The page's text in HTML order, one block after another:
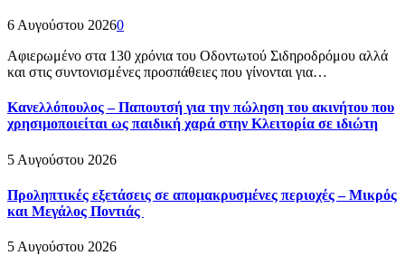
6 Αυγούστου 20260
Αφιερωμένο στα 130 χρόνια του Οδοντωτού Σιδηροδρόμου αλλά
και στις συντονισμένες προσπάθειες που γίνονται για…
Κανελλόπουλος – Παπουτσή για την πώληση του ακινήτου που
χρησιμοποιείται ως παιδική χαρά στην Κλειτορία σε ιδιώτη
5 Αυγούστου 2026
Προληπτικές εξετάσεις σε απομακρυσμένες περιοχές – Μικρός
και Μεγάλος Ποντιάς
5 Αυγούστου 2026